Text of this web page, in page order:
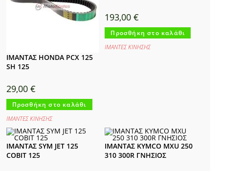
ΙΜΑΝΤΑΣ HONDA PCX 125
SH 125
29,00 €
Προσθήκη στο καλάθι
ΙΜΑΝΤΕΣ ΚΙΝΗΣΗΣ
193,00€
Προσθήκη στο καλάθι
ΙΜΑΝΤΕΣ ΚΙΝΗΣΗΣ
ΙΜΑΝΤΑΣ SYM JET 125
COBIT 125
ΙΜΑΝΤΑΣ KYMCO MXU 250
310 300R ΓΝΗΣΙΟΣ